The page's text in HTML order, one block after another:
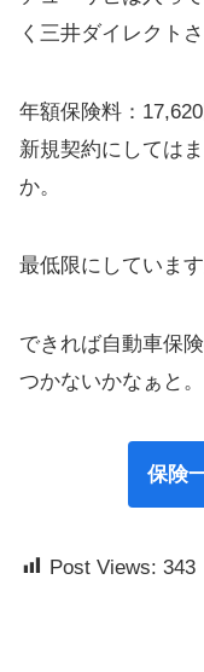
く三井ダイレクト
年額保険料：17,620
新規契約にしては
か。
最低限にしていま
できれば自動車保
つかないかなぁと。
保険
Post Views: 343